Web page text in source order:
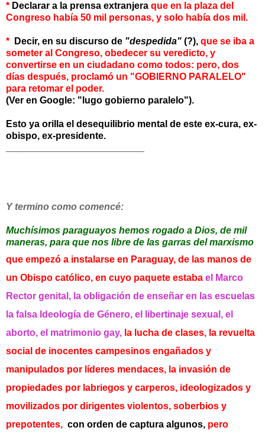
* Declarar a la prensa extranjera que en la plaza del
Congreso había 50 mil personas, y solo había dos mil.
* Decir, en su discurso de "despedida" (?), que se iba a
someter al Congreso, obedecer su veredicto, y
convertirse en un ciudadano como todos: pero, dos
días después, proclamó un "GOBIERNO PARALELO"
para retomar el poder.
(Ver en Google: "lugo gobierno paralelo").
Esto ya orilla el desequilibrio mental de este ex-cura, ex-
obispo, ex-presidente.
Y termino como comencé:
Muchísimos paraguayos hemos rogado a Dios, de mil
maneras, para que nos libre de las garras del marxismo
que empezó a instalarse en Paraguay, de las manos de
un Obispo católico, en cuyo paquete estaba el Marco
Rector genital, la obligación de enseñar en las escuelas
la falsa Ideología de Género, el libertinaje sexual, el
aborto, el matrimonio gay, la lucha de clases, la revuelta
social de inocentes campesinos engañados y
manipulados por líderes mendaces, la invasión de
propiedades por labriegos y carperos, ideologizados y
movilizados por dirigentes violentos, soberbios y
prepotentes, con orden de captura algunos, pero